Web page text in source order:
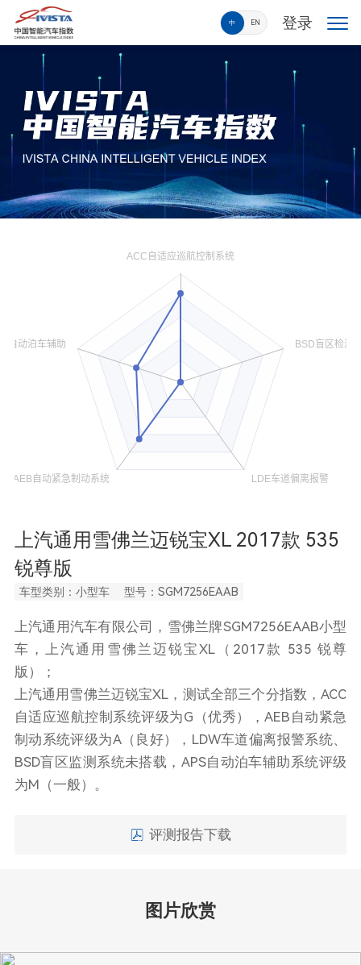
中 EN 登录
上汽通用雪佛兰迈锐宝XL 2017款 535
锐尊版
车型类别：小型车 型号：SGM7256EAAB
上汽通用汽车有限公司，雪佛兰牌SGM7256EAAB小型
车，上汽通用雪佛兰迈锐宝XL（2017款 535 锐尊
版）；
上汽通用雪佛兰迈锐宝XL，测试全部三个分指数，ACC
自适应巡航控制系统评级为G（优秀），AEB自动紧急
制动系统评级为A（良好），LDW车道偏离报警系统、
BSD盲区监测系统未搭载，APS自动泊车辅助系统评级
为M（一般）。
评测报告下载
图片欣赏